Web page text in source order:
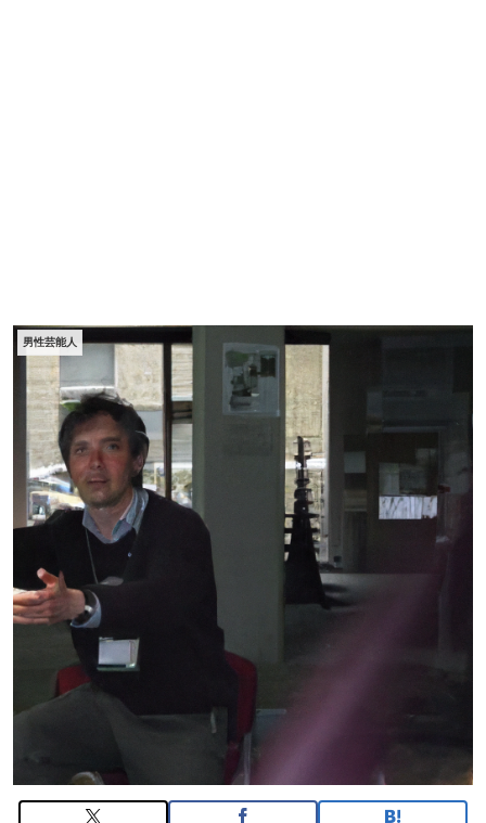
男性芸能人